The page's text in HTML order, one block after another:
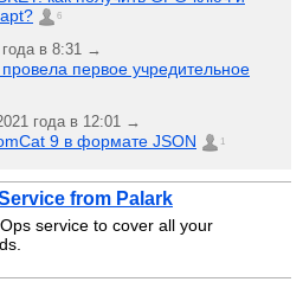
6
в 8:31 →
первое учредительное
года в 12:01 →
9 в формате JSON 1
from Palark
service to cover all your